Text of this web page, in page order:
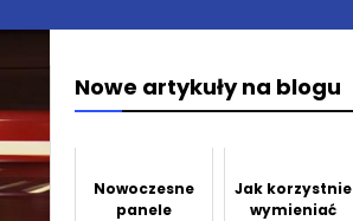
Nowe artykuły na blogu
Nowoczesne
panele
Jak korzystnie
wymieniać